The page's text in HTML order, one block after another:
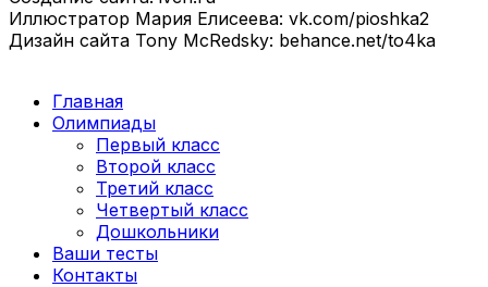
Иллюстратор Мария Елисеева: vk.com/pioshka2
Дизайн сайта Tony McRedsky: behance.net/to4ka
Главная
Олимпиады
Первый класс
Второй класс
Третий класс
Четвертый класс
Дошкольники
Ваши тесты
Контакты